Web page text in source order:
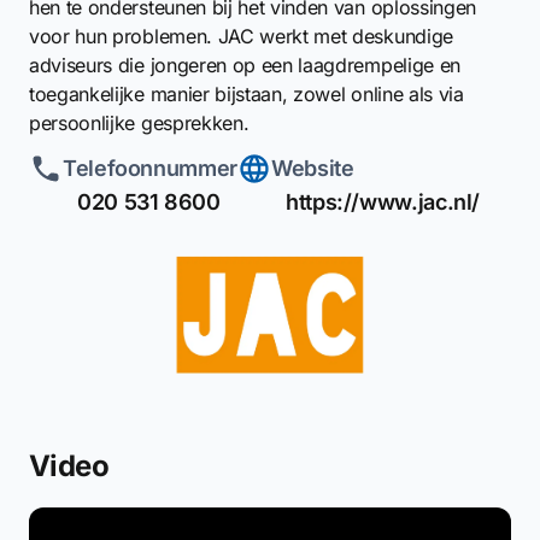
hen te ondersteunen bij het vinden van oplossingen
voor hun problemen. JAC werkt met deskundige
adviseurs die jongeren op een laagdrempelige en
toegankelijke manier bijstaan, zowel online als via
persoonlijke gesprekken.
Telefoonnummer
020 531 8600
Website
https://www.jac.nl/
Video